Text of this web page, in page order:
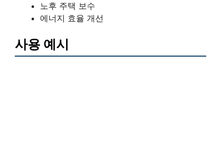
노후 주택 보수
에너지 효율 개선
사용 예시